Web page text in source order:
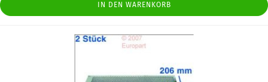
IN DEN WARENKORB